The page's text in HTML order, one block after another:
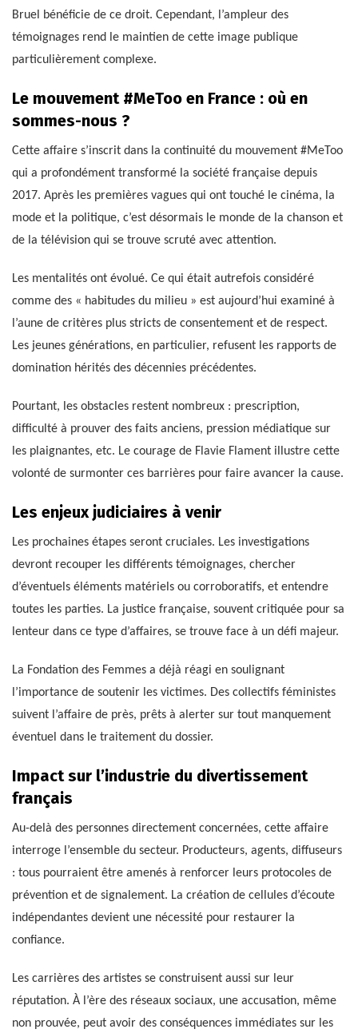
Bruel bénéficie de ce droit. Cependant, l’ampleur des
témoignages rend le maintien de cette image publique
particulièrement complexe.
Le mouvement #MeToo en France : où en
sommes-nous ?
Cette affaire s’inscrit dans la continuité du mouvement #MeToo
qui a profondément transformé la société française depuis
2017. Après les premières vagues qui ont touché le cinéma, la
mode et la politique, c’est désormais le monde de la chanson et
de la télévision qui se trouve scruté avec attention.
Les mentalités ont évolué. Ce qui était autrefois considéré
comme des « habitudes du milieu » est aujourd’hui examiné à
l’aune de critères plus stricts de consentement et de respect.
Les jeunes générations, en particulier, refusent les rapports de
domination hérités des décennies précédentes.
Pourtant, les obstacles restent nombreux : prescription,
difficulté à prouver des faits anciens, pression médiatique sur
les plaignantes, etc. Le courage de Flavie Flament illustre cette
volonté de surmonter ces barrières pour faire avancer la cause.
Les enjeux judiciaires à venir
Les prochaines étapes seront cruciales. Les investigations
devront recouper les différents témoignages, chercher
d’éventuels éléments matériels ou corroboratifs, et entendre
toutes les parties. La justice française, souvent critiquée pour sa
lenteur dans ce type d’affaires, se trouve face à un défi majeur.
La Fondation des Femmes a déjà réagi en soulignant
l’importance de soutenir les victimes. Des collectifs féministes
suivent l’affaire de près, prêts à alerter sur tout manquement
éventuel dans le traitement du dossier.
Impact sur l’industrie du divertissement
français
Au-delà des personnes directement concernées, cette affaire
interroge l’ensemble du secteur. Producteurs, agents, diffuseurs
: tous pourraient être amenés à renforcer leurs protocoles de
prévention et de signalement. La création de cellules d’écoute
indépendantes devient une nécessité pour restaurer la
confiance.
Les carrières des artistes se construisent aussi sur leur
réputation. À l’ère des réseaux sociaux, une accusation, même
non prouvée, peut avoir des conséquences immédiates sur les